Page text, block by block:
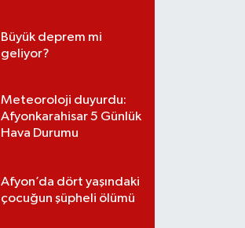
Büyük deprem mi
geliyor?
Meteoroloji duyurdu:
Afyonkarahisar 5 Günlük
Hava Durumu
Afyon’da dört yaşındaki
çocuğun şüpheli ölümü